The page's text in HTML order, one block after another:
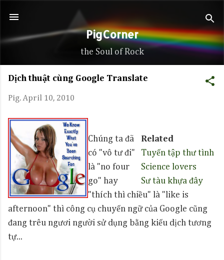
Skip to main content
PigCorner
the Soul of Rock
Dịch thuật cùng Google Translate
Pig.April 10, 2010
Related
Tuyển tập thư tình
Science lovers
Sư tàu khựa đây
Chúng ta đã
có "vô tư đi"
là "no four
go" hay
"thích thì chiều" là "like is
afternoon" thì công cụ chuyển ngữ của Google cũng
đang trêu ngươi người sử dụng bằng kiểu dịch tương
tự...